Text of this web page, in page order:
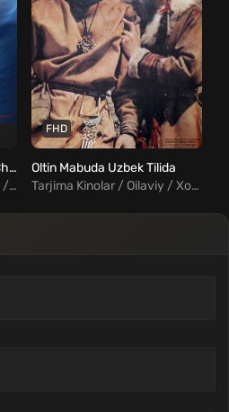
Bolamni qaytarib bering / Chatterji xonim Norvegiyaga qarshi Uzbek Tilida
Tarjima Kinolar / Biografiya / Drama / Hind Kinolar Uzbek Tilida
FHD
Oltin Mabuda Uzbek Tilida
Tarjima Kinolar / Oilaviy / Xorij Kinolar Uzbek Tilida